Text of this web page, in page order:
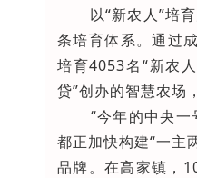
以“新农人”培
条培育体系。通过
培育4053名“新农
贷”创办的智慧农场
“今年的中央
都正加快构建“一主
品牌。在高家镇，